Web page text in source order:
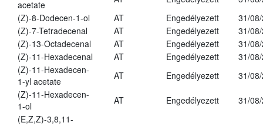
acetate
(Z)-8-Dodecen-1-ol
AT Engedélyezett
31/
(Z)-7-Tetradecenal
AT Engedélyezett
31/
(Z)-13-Octadecenal
AT Engedélyezett
31/
(Z)-11-Hexadecenal
AT Engedélyezett
31/
(Z)-11-Hexadecen-
1-yl acetate
AT Engedélyezett
31/
(Z)-11-Hexadecen-
1-ol
AT Engedélyezett
31/
(E,Z,Z)-3,8,11-